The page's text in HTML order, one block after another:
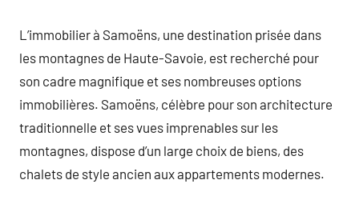
L’immobilier à Samoëns, une destination prisée dans
les montagnes de Haute-Savoie, est recherché pour
son cadre magnifique et ses nombreuses options
immobilières. Samoëns, célèbre pour son architecture
traditionnelle et ses vues imprenables sur les
montagnes, dispose d’un large choix de biens, des
chalets de style ancien aux appartements modernes.